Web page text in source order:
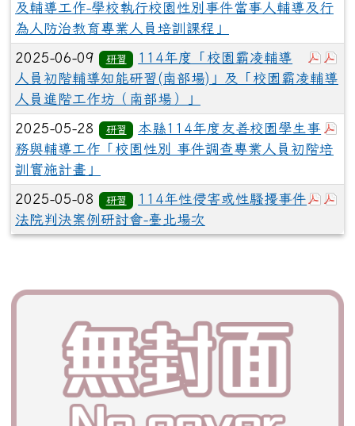
及輔導工作-學校執行校園性別事件當事人輔導及行
為人防治教育專業人員培訓課程」
於
2025-06-09 研習
114年度「校園霸凌輔導
人員初階輔導知能研習(南部場)」及「校園霸凌輔導
人員進階工作坊（南部場）」
2025-05-28 研習
本縣114年度友善校園學生事
務與輔導工作「校園性別 事件調查專業人員初階培
訓實施計畫」
於
2025-05-08 研習
114年性侵害或性騷擾事件
法院判決案例研討會-臺北場次